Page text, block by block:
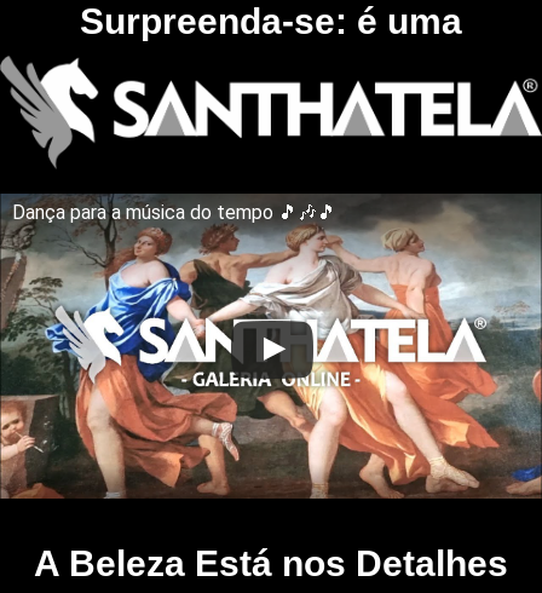
Surpreenda-se: é uma
Dança para a música do tempo 🎵🎶🎵
A Beleza Está nos Detalhes